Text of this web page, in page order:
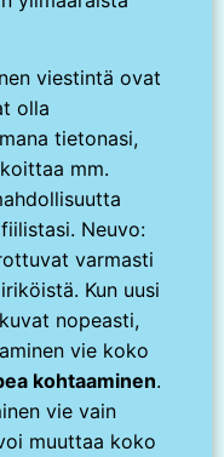
viestintä ovat
olla
tietonasi,
mm.
Neuvo:
varmasti
Kun uusi
nopeasti,
vie koko
kohtaaminen.
vie vain
muuttaa koko